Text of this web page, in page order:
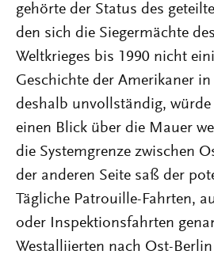
gehörte der Status des
den sich die Siegermächte
Weltkrieges bis 1990 nicht
Geschichte der Amerikaner
deshalb unvollständig,
einen Blick über die Mauer
die Systemgrenze zwischen
der anderen Seite saß der
Tägliche Patrouille-Fahrten,
oder Inspektionsfahrten
Westalliierten nach Ost-